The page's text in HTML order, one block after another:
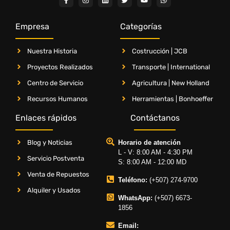
Empresa
Nuestra Historia
Proyectos Realizados
Centro de Servicio
Recursos Humanos
Categorías
Costrucción | JCB
Transporte | International
Agricultura | New Holland
Herramientas | Bonhoeffer
Enlaces rápidos
Blog y Noticias
Servicio Postventa
Venta de Repuestos
Alquiler y Usados
Contáctanos
Horario de atención
L - V: 8:00 AM - 4:30 PM
S: 8:00 AM - 12:00 MD
Teléfono: (+507) 274-9700
WhatsApp: (+507) 6673-
1856
Email: